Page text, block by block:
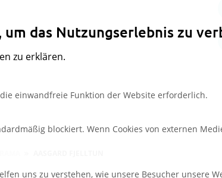
das Nutzungserlebnis zu
zu erklären.
einwandfreie Funktion der Website erforderlich.
blockiert. Wenn Cookies von externen
uns zu verstehen, wie unsere Besucher unsere